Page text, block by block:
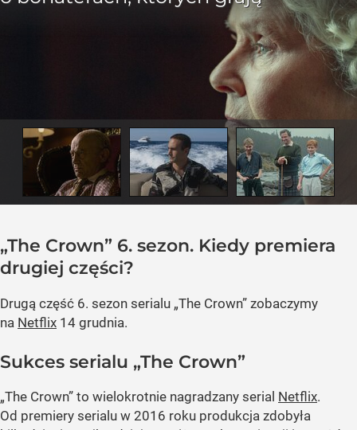
„The Crown” 6. sezon. Kiedy premiera
drugiej części?
Drugą część 6. sezon serialu „The Crown” zobaczymy
na Netflix 14 grudnia.
Sukces serialu „The Crown”
„The Crown” to wielokrotnie nagradzany serial Netflix.
Od premiery serialu w 2016 roku produkcja zdobyła